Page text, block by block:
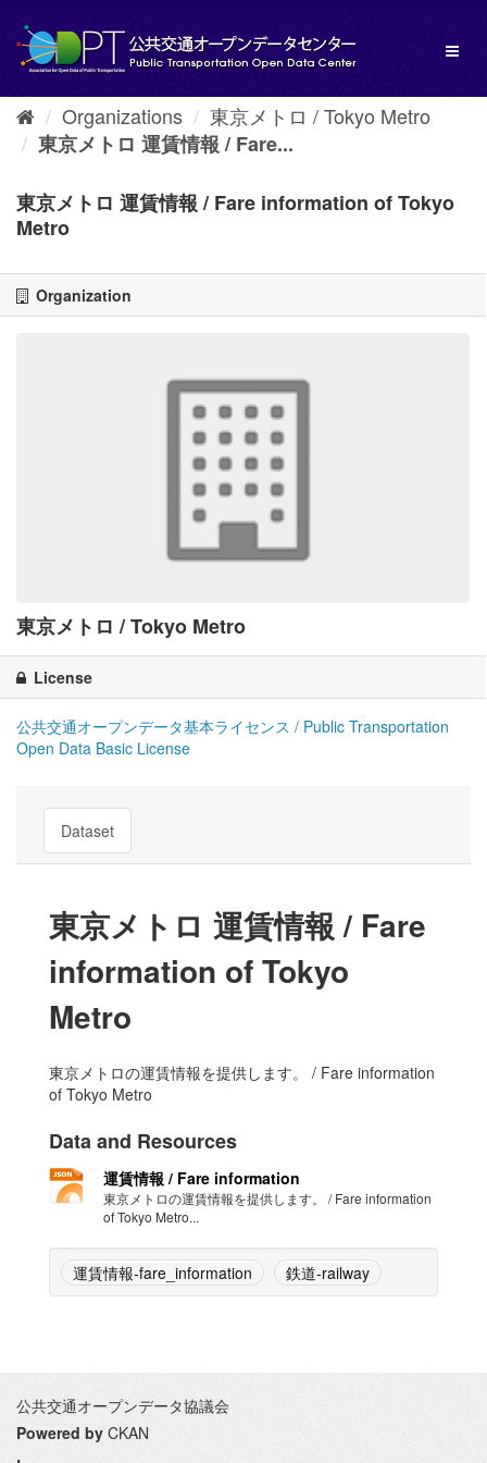
content
Organizations
東京メトロ / Tokyo Metro
東京メトロ 運賃情報 / Fare...
東京メトロ 運賃情報 / Fare information of Tokyo
Metro
Organization
東京メトロ / Tokyo Metro
License
公共交通オープンデータ基本ライセンス / Public Transportation
Open Data Basic License
Dataset
東京メトロ 運賃情報 / Fare
information of Tokyo
Metro
東京メトロの運賃情報を提供します。 / Fare information
of Tokyo Metro
Data and Resources
運賃情報 / Fare information
東京メトロの運賃情報を提供します。 / Fare information
of Tokyo Metro...
運賃情報-fare_information 鉄道-railway
公共交通オープンデータ協議会
Powered by CKAN